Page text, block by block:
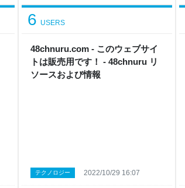
48chnuru.com - このウェブサイ
トは販売用です！ - 48chnuru リ
ソースおよび情報
6 USERS
テクノロジー 2022/10/29 16:07